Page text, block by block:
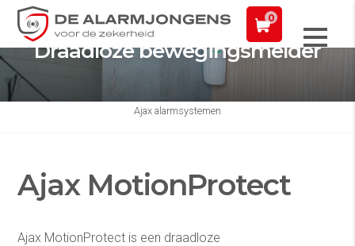
0
Draadloze bewegingsmelder
Alarmopvolging politie
Ajax alarmsystemen
Ajax MotionProtect
Ajax MotionProtect is een draadloze